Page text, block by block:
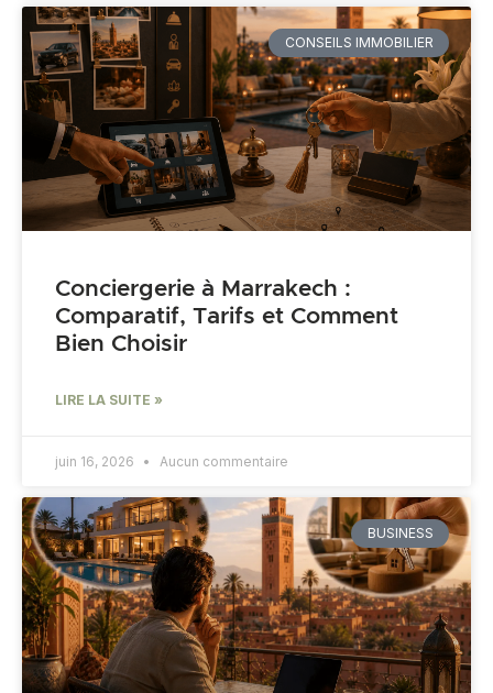
CONSEILS IMMOBILIER
Conciergerie à Marrakech :
Comparatif, Tarifs et Comment
Bien Choisir
LIRE LA SUITE »
juin 16, 2026 Aucun commentaire
BUSINESS